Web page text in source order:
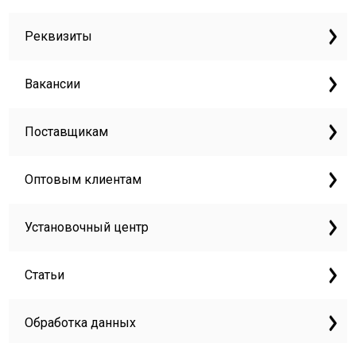
Реквизиты
Вакансии
Поставщикам
Оптовым клиентам
Установочный центр
Статьи
Обработка данных